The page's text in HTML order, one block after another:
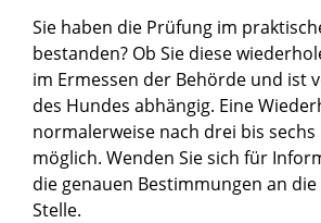
Sie haben die Prüfung im
bestanden? Ob Sie diese w
im Ermessen der Behörde und ist
des Hundes abhängig. Eine
normalerweise nach drei bis
möglich. Wenden Sie sich für
die genauen Bestimmungen an
Stelle.